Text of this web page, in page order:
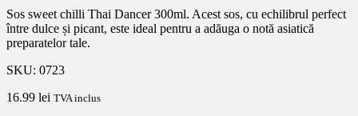
Sos sweet chilli Thai Dancer 300ml. Acest sos, cu echilibrul perfect
între dulce și picant, este ideal pentru a adăuga o notă asiatică
preparatelor tale.
SKU: 0723
16.99 lei TVA inclus